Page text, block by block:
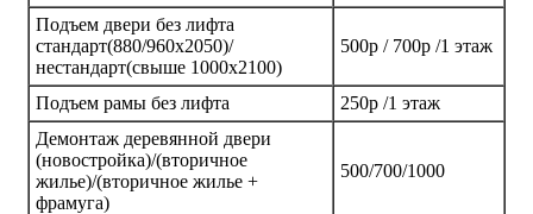
Подъем двери без лифта
стандарт(880/960х2050)/
нестандарт(свыше 1000х2100)
500р / 700р /1 этаж
Подъем рамы без лифта
250р /1 этаж
Демонтаж деревянной двери
(новостройка)/(вторичное
жилье)/(вторичное жилье +
фрамуга)
500/700/1000